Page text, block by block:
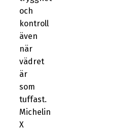
och
kontroll
även
när
vädret
är
som
tuffast.
Michelin
X